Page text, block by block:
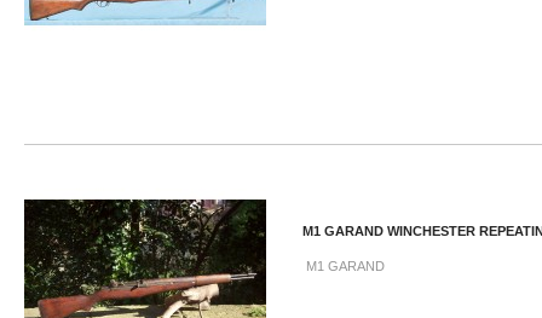
M1 GARAND WINCHESTER
M1 GARAND